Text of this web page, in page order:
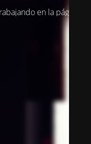
en la página